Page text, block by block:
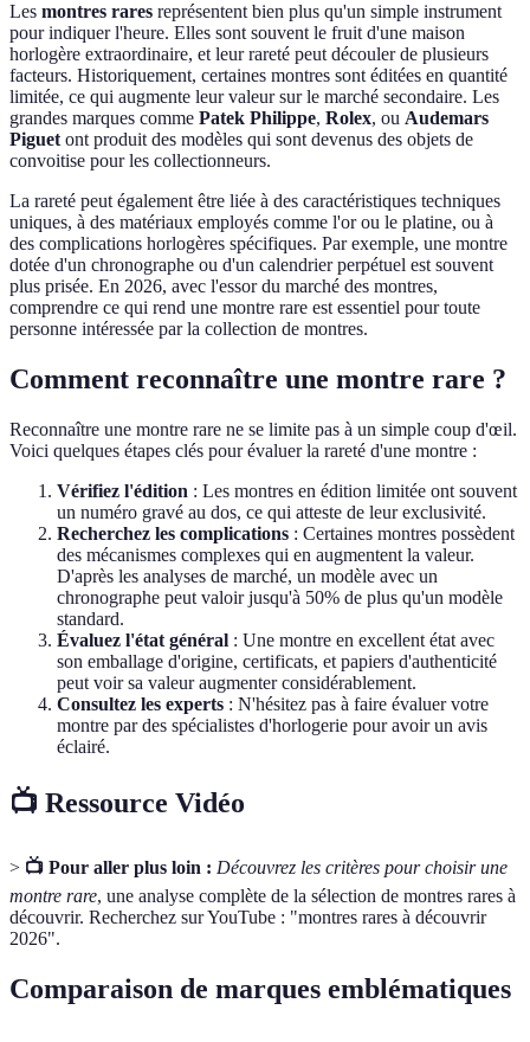
Les montres rares représentent bien plus qu'un simple instrument
pour indiquer l'heure. Elles sont souvent le fruit d'une maison
horlogère extraordinaire, et leur rareté peut découler de plusieurs
facteurs. Historiquement, certaines montres sont éditées en quantité
limitée, ce qui augmente leur valeur sur le marché secondaire. Les
grandes marques comme Patek Philippe, Rolex, ou Audemars
Piguetont produit des modèles qui sont devenus des objets de
convoitise pour les collectionneurs.
La rareté peut également être liée à des caractéristiques techniques
uniques, à des matériaux employés comme l'or ou le platine, ou à
des complications horlogères spécifiques. Par exemple, une montre
dotée d'un chronographe ou d'un calendrier perpétuel est souvent
plus prisée. En 2026, avec l'essor du marché des montres,
comprendre ce qui rend une montre rare est essentiel pour toute
personne intéressée par la collection de montres.
Comment reconnaître une montre rare ?
Reconnaître une montre rare ne se limite pas à un simple coup d'œil.
Voici quelques étapes clés pour évaluer la rareté d'une montre :
Vérifiez l'édition : Les montres en édition limitée ont souvent
un numéro gravé au dos, ce qui atteste de leur exclusivité.
Recherchez les complications : Certaines montres possèdent
des mécanismes complexes qui en augmentent la valeur.
D'après les analyses de marché, un modèle avec un
chronographe peut valoir jusqu'à 50% de plus qu'un modèle
standard.
Évaluez l'état général : Une montre en excellent état avec
son emballage d'origine, certificats, et papiers d'authenticité
peut voir sa valeur augmenter considérablement.
Consultez les experts : N'hésitez pas à faire évaluer votre
montre par des spécialistes d'horlogerie pour avoir un avis
éclairé.
📺 Ressource Vidéo
> 📺 Pour aller plus loin : Découvrez les critères pour choisir une
montre rare, une analyse complète de la sélection de montres rares à
découvrir. Recherchez sur YouTube : "montres rares à découvrir
2026".
Comparaison de marques emblématiques